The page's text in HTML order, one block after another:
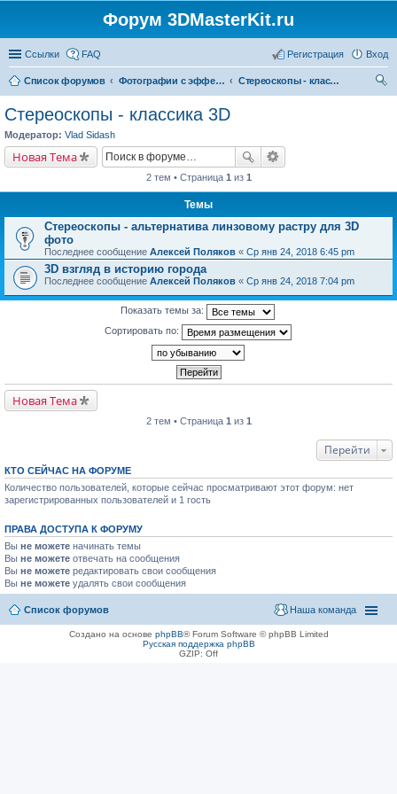
Форум 3DMasterKit.ru
Ссылки FAQ Вход
Регистрация
Список форумов Фотографии с эффектом стерео, варио, 3D, анимации, морфинга
Стереоскопы - классика 3D
Стереоскопы - классика 3D
Модератор: Vlad Sidash
Новая Тема
2 тем • Страница 1 из 1
Темы
Стереоскопы - альтернатива линзовому растру для 3D
фото
Последнее сообщение Алексей Поляков « Ср янв 24, 2018 6:45 pm
3D взгляд в историю города
Последнее сообщение Алексей Поляков « Ср янв 24, 2018 7:04 pm
Показать темы за:
Сортировать по:
Новая Тема
2 тем • Страница 1 из 1
Перейти
КТО СЕЙЧАС НА ФОРУМЕ
Количество пользователей, которые сейчас просматривают этот форум: нет
зарегистрированных пользователей и 1 гость
ПРАВА ДОСТУПА К ФОРУМУ
Вы не можете начинать темы
Вы не можете отвечать на сообщения
Вы не можете редактировать свои сообщения
Вы не можете удалять свои сообщения
Список форумов Наша команда
Создано на основе phpBB® Forum Software © phpBB Limited
Русская поддержка phpBB
GZIP: Off